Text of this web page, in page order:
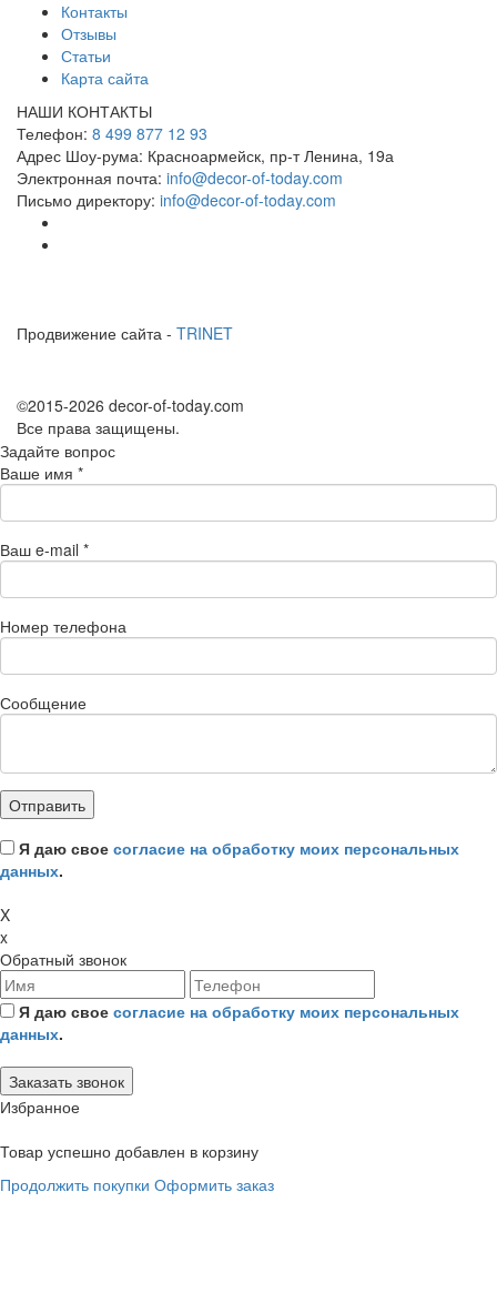
Контакты
Отзывы
Статьи
Карта сайта
НАШИ КОНТАКТЫ
Телефон: 8 499 877 12 93
Адрес Шоу-рума: Красноармейск, пр-т Ленина, 19а
Электронная почта: info@decor-of-today.com
Письмо директору: info@decor-of-today.com
Продвижение сайта - TRINET
©2015-2026 decor-of-today.com
Все права защищены.
Задайте вопрос
Ваше имя *
Ваш e-mail *
Номер телефона
Сообщение
Я даю свое согласие на обработку моих персональных
данных.
X
x
Обратный звонок
Я даю свое согласие на обработку моих персональных
данных.
Избранное
Товар успешно добавлен в корзину
Продолжить покупки Оформить заказ